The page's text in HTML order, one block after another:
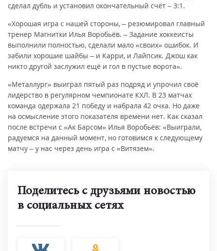
сделал дубль и установил окончательный счёт – 3:1.
«Хорошая игра с нашей стороны, – резюмировал главный
тренер Магнитки Илья Воробьёв. – Задание хоккеисты
выполнили полностью, сделали мало «своих» ошибок. И
забили хорошие шайбы – и Карри, и Лайпсик. Джош как
никто другой заслужил ещё и гол в пустые ворота».
«Металлург» выиграл пятый раз подряд и упрочил своё
лидерство в регулярном чемпионате КХЛ. В 23 матчах
команда одержала 21 победу и набрала 42 очка. Но даже
на осмысление этого показателя времени нет. Как сказал
после встречи с «Ак Барсом» Илья Воробьёв: «Выиграли,
радуемся на данный момент, но готовимся к следующему
матчу – у нас через день игра с «Витязем».
Поделитесь с друзьями новостью
в социальных сетях